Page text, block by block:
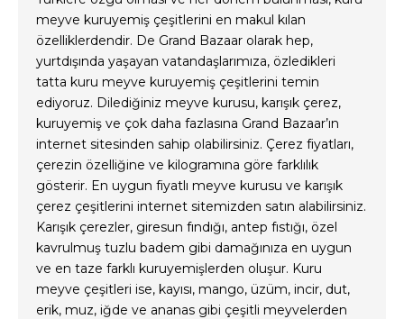
meyve kuruyemiş çeşitlerini en makul kılan
özelliklerdendir. De Grand Bazaar olarak hep,
yurtdışında yaşayan vatandaşlarımıza, özledikleri
tatta kuru meyve kuruyemiş çeşitlerini temin
ediyoruz. Dilediğiniz meyve kurusu, karışık çerez,
kuruyemiş ve çok daha fazlasına Grand Bazaar’ın
internet sitesinden sahip olabilirsiniz. Çerez fiyatları,
çerezin özelliğine ve kilogramına göre farklılık
gösterir. En uygun fiyatlı meyve kurusu ve karışık
çerez çeşitlerini internet sitemizden satın alabilirsiniz.
Karışık çerezler, giresun fındığı, antep fıstığı, özel
kavrulmuş tuzlu badem gibi damağınıza en uygun
ve en taze farklı kuruyemişlerden oluşur. Kuru
meyve çeşitleri ise, kayısı, mango, üzüm, incir, dut,
erik, muz, iğde ve ananas gibi çeşitli meyvelerden